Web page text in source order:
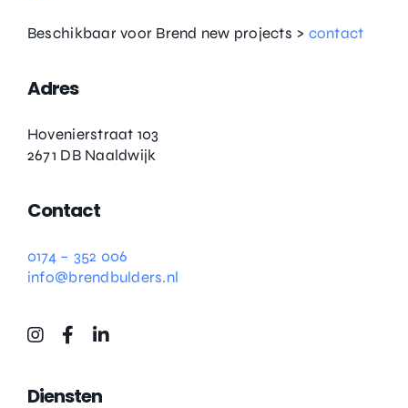
Beschikbaar voor Brend new projects > contact
Adres
Hovenierstraat 103
2671 DB Naaldwijk
Contact
0174 – 352 006
info@brendbulders.nl
Diensten